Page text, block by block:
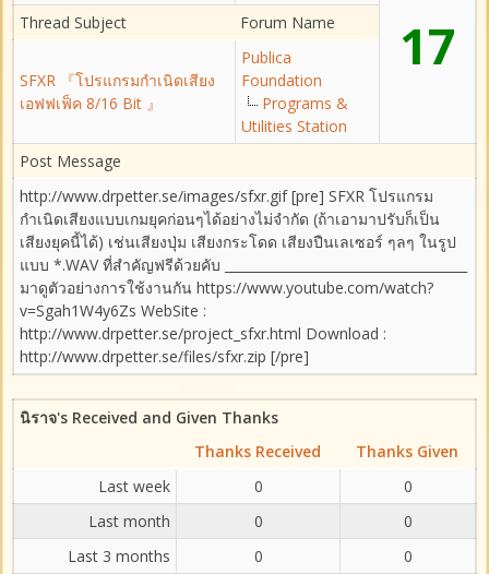
17
Thread Subject Forum Name
SFXR 『โปรแกรมกำเนิดเสียง
เอฟฟเฟ็ค 8/16 Bit 』
Publica
Foundation
Programs &
Utilities Station
Post Message
http://www.drpetter.se/images/sfxr.gif [pre] SFXR โปรแกรม
กำเนิดเสียงแบบเกมยุคก่อนๆได้อย่างไม่จำกัด (ถ้าเอามาปรับก็เป็น
เสียงยุคนี้ได้) เช่นเสียงปุ่ม เสียงกระโดด เสียงปืนเลเซอร์ ๆลๆ ในรูป
แบบ *.WAV ที่สำคัญฟรีด้วยคับ _____________________________________
มาดูตัวอย่างการใช้งานกัน https://www.youtube.com/watch?
v=Sgah1W4y6Zs WebSite :
http://www.drpetter.se/project_sfxr.html Download :
http://www.drpetter.se/files/sfxr.zip [/pre]
นิราจ's Received and Given Thanks
Thanks Received
Thanks Given
Last week
0
0
Last month
0
0
Last 3 months
0
0